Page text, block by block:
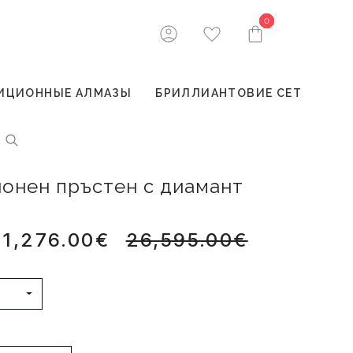
0
0
АЛМАЗЫ БРИЛЛИАНТОВИЕ СЕТ
пръстен с диамант
26,595.00€